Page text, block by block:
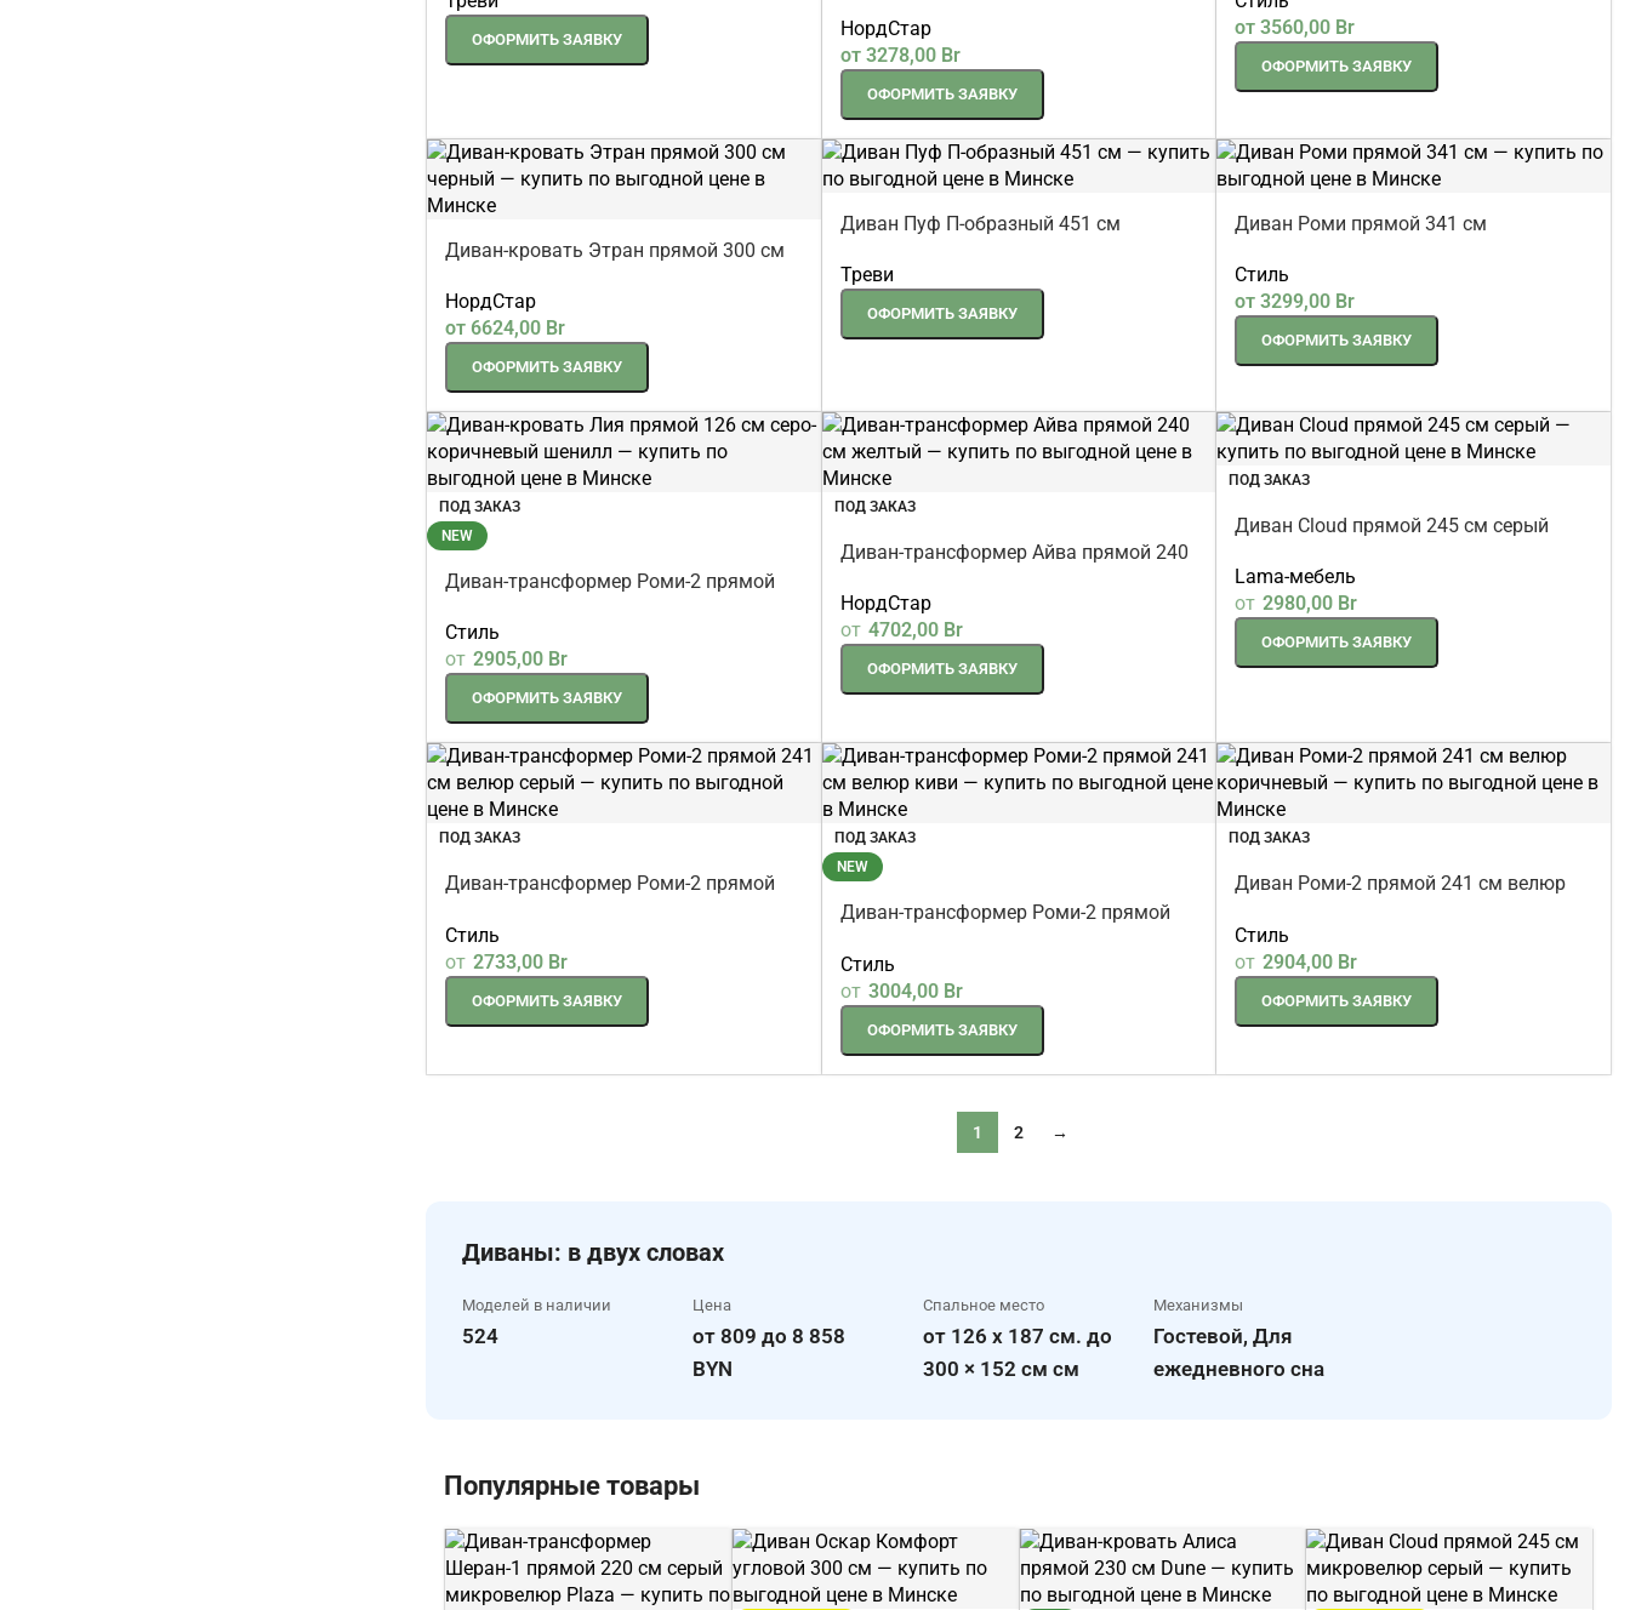
ОФОРМИТЬ ЗАЯВКУ
НордСтар
от 3278,00 Br
ОФОРМИТЬ ЗАЯВКУ
от3560,00 Br
ОФОРМИТЬ ЗАЯВКУ
Диван-кровать Этран прямой 300 см
НордСтар
от 6624,00 Br
ОФОРМИТЬ ЗАЯВКУ
Диван Пуф П-образный 451 см
Треви
ОФОРМИТЬ ЗАЯВКУ
Диван Роми прямой 341 см
Стиль
от3299,00 Br
ОФОРМИТЬ ЗАЯВКУ
ПОД ЗАКАЗ
NEW
Диван-трансформер Роми-2 прямой
Стиль
от 2905,00 Br
ОФОРМИТЬ ЗАЯВКУ
ПОД ЗАКАЗ
Диван-трансформер Айва прямой 240
НордСтар
от 4702,00 Br
ОФОРМИТЬ ЗАЯВКУ
ПОД ЗАКАЗ
Диван Cloud прямой 245 см серый
Lama-мебель
от 2980,00 Br
ОФОРМИТЬ ЗАЯВКУ
ПОД ЗАКАЗ
Диван-трансформер Роми-2 прямой
Стиль
от 2733,00 Br
ОФОРМИТЬ ЗАЯВКУ
ПОД ЗАКАЗ
NEW
Диван-трансформер Роми-2 прямой
Стиль
от 3004,00 Br
ОФОРМИТЬ ЗАЯВКУ
ПОД ЗАКАЗ
Диван Роми-2 прямой 241 см велюр
Стиль
от 2904,00 Br
ОФОРМИТЬ ЗАЯВКУ
1 2 →
Диваны: в двух словах
Моделей в наличии
524
Цена
от 809 до 8 858
BYN
Спальное место
от 126 x 187 см. до
300 × 152 см см
Механизмы
Гостевой, Для
ежедневного сна
Популярные товары